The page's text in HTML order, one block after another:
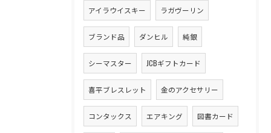
アイラウイスキー ラガヴーリン
ブランド品 ダンヒル 純銀
シーマスター JCBギフトカード
喜平ブレスレット 金のアクセサリー
コンタックス エアキング 図書カード